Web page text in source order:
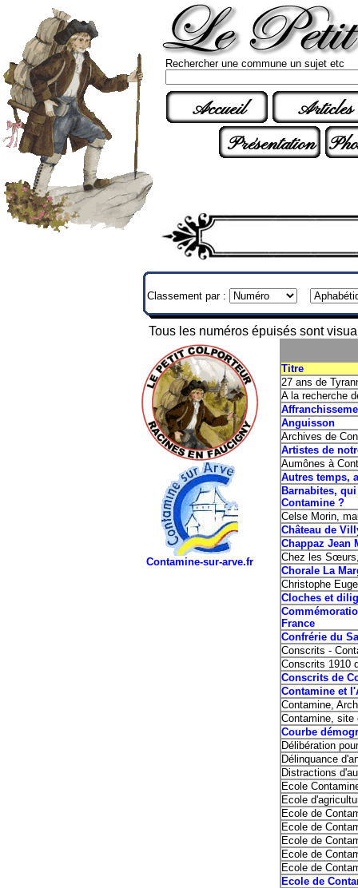
Rechercher une commune un sujet etc
Accueil
Articles
Présentation
Classement par :
Tous les numéros épuisés sont
Contamine-sur-arve.fr
Titre
27 ans de
A la recherche
Anguisson
Archives de
Artistes de
Aumônes à
Autres temps,
Barnabites,
Contamine ?
Celse Morin,
Château de
Chappaz Jean
Chez les
Chorale La
Christophe
Cloches et
France
Confrérie du
Conscrits -
Conscrits 1910
Conscrits de
Contamine et
Contamine,
Contamine, site
Courbe
Délibération
Délinquance
Distractions
Ecole
Ecole
Ecole de
Ecole de
Ecole de
Ecole de
Ecole de
Ecole de